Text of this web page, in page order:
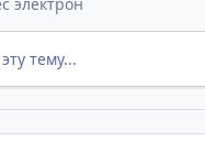
тему...